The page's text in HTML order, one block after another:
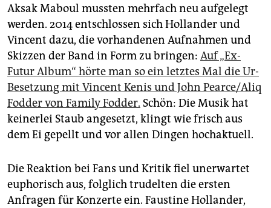
Aksak Maboul mussten mehrfach neu aufgelegt
werden. 2014 entschlossen sich Hollander und
Vincent dazu, die vorhandenen Aufnahmen und
Skizzen der Band in Form zu bringen: Auf „Ex-
Futur Album“ hörte man so ein letztes Mal die Ur-
Besetzung mit Vincent Kenis und John Pearce/Aliq
Fodder von Family Fodder. Schön: Die Musik hat
keinerlei Staub angesetzt, klingt wie frisch aus
dem Ei gepellt und vor allen Dingen hochaktuell.
Die Reaktion bei Fans und Kritik fiel unerwartet
euphorisch aus, folglich trudelten die ersten
Anfragen für Konzerte ein. Faustine Hollander,